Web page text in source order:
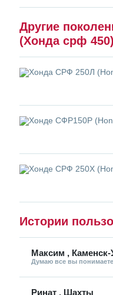
Другие
(Хонда срф 450)
Истории
Максим , Каменск-
Думаю все вы
Ринат , Шахты